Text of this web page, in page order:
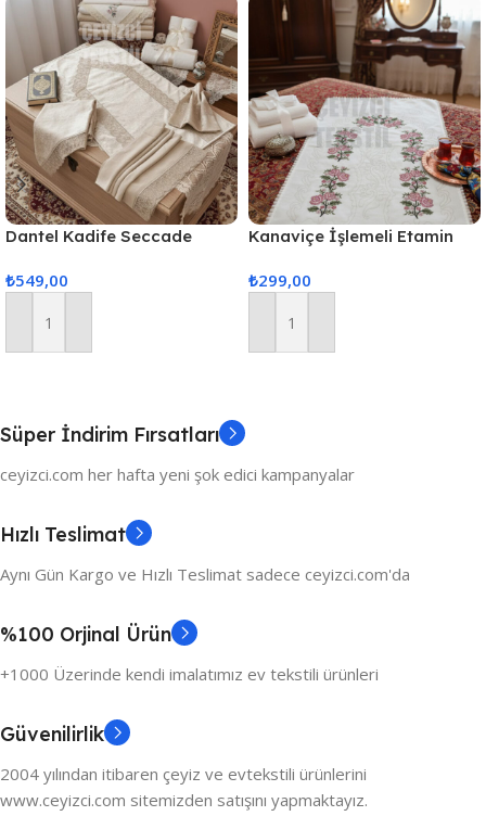
Dantel Kadife Seccade
₺549,00
Sepete Ekle
Kanaviçe İşlemeli Etamin
₺299,00
Sepete Ekle
Süper İndirim Fırsatları
ceyizci.com her hafta yeni şok edici kampanyalar
Hızlı Teslimat
Aynı Gün Kargo ve Hızlı Teslimat sadece ceyizci.com'da
%100 Orjinal Ürün
+1000 Üzerinde kendi imalatımız ev tekstili ürünleri
Güvenilirlik
2004 yılından itibaren çeyiz ve evtekstili ürünlerini
www.ceyizci.com sitemizden satışını yapmaktayız.